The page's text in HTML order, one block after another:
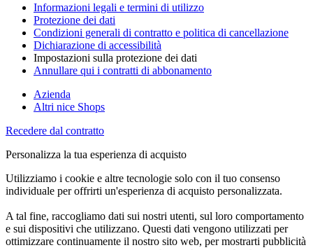
Informazioni legali e termini di utilizzo
Protezione dei dati
Condizioni generali di contratto e politica di cancellazione
Dichiarazione di accessibilità
Impostazioni sulla protezione dei dati
Annullare qui i contratti di abbonamento
Azienda
Altri nice Shops
Recedere dal contratto
Personalizza la tua esperienza di acquisto
Utilizziamo i cookie e altre tecnologie solo con il tuo consenso
individuale per offrirti un'esperienza di acquisto personalizzata.
A tal fine, raccogliamo dati sui nostri utenti, sul loro comportamento
e sui dispositivi che utilizzano. Questi dati vengono utilizzati per
ottimizzare continuamente il nostro sito web, per mostrarti pubblicità